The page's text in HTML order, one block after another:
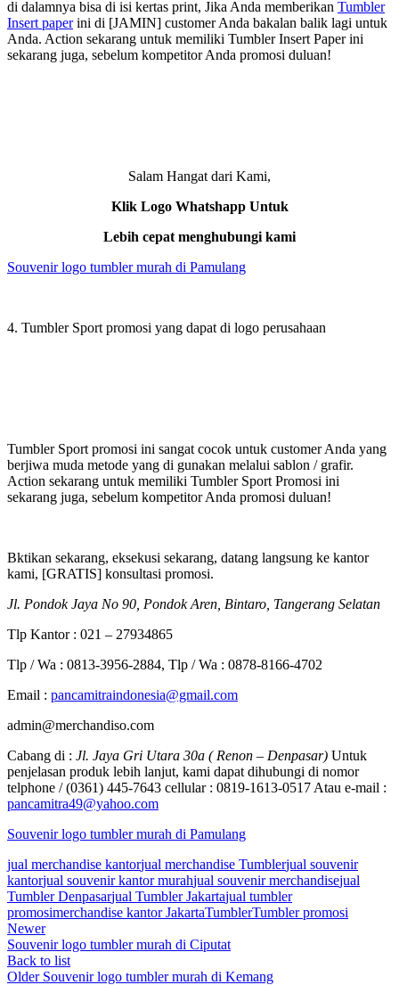
di dalamnya bisa di isi kertas print, Jika Anda memberikan Tumbler
Insert paperini di [JAMIN] customer Anda bakalan balik lagi untuk
Anda. Action sekarang untuk memiliki Tumbler Insert Paper ini
sekarang juga, sebelum kompetitor Anda promosi duluan!
Salam Hangat dari Kami,
Klik Logo Whatshapp Untuk
Lebih cepat menghubungi kami
Souvenir logo tumbler murah di Pamulang
4. Tumbler Sport promosi yang dapat di logo perusahaan
Tumbler Sport promosi ini sangat cocok untuk customer Anda yang
berjiwa muda metode yang di gunakan melalui sablon / grafir.
Action sekarang untuk memiliki Tumbler Sport Promosi ini
sekarang juga, sebelum kompetitor Anda promosi duluan!
Bktikan sekarang, eksekusi sekarang, datang langsung ke kantor
kami, [GRATIS] konsultasi promosi.
Jl. Pondok Jaya No 90, Pondok Aren, Bintaro, Tangerang Selatan
Tlp Kantor : 021 – 27934865
Tlp / Wa : 0813-3956-2884, Tlp / Wa : 0878-8166-4702
Email : pancamitraindonesia@gmail.com
admin@merchandiso.com
Cabang di : Jl. Jaya Gri Utara 30a ( Renon – Denpasar) Untuk
penjelasan produk lebih lanjut, kami dapat dihubungi di nomor
telphone / (0361) 445-7643 cellular : 0819-1613-0517 Atau e-mail :
pancamitra49@yahoo.com
Souvenir logo tumbler murah di Pamulang
jual merchandise kantorjual merchandise Tumblerjual souvenir
kantorjual souvenir kantor murahjual souvenir merchandisejual
Tumbler Denpasarjual Tumbler Jakartajual tumbler
promosimerchandise kantor JakartaTumblerTumbler promosi
Newer
Souvenir logo tumbler murah di Ciputat
Back to list
Older Souvenir logo tumbler murah di Kemang